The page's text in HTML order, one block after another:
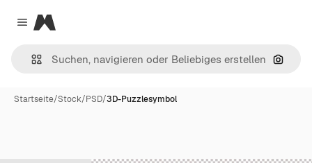
Close menu
Magnific
Nach
Startseite/Stock/PSD/3D-Puzzlesymbol